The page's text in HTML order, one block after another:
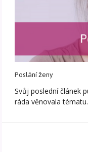
Poslání ženy
Svůj poslední článek
ráda věnovala